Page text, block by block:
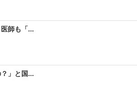
師も「...
」と国...